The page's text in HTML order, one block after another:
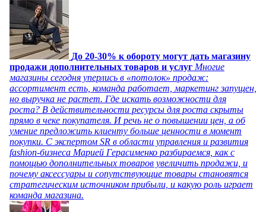
До 20-30% к обороту могут дать магазину
продажи дополнительных товаров и услуг Многие
магазины сегодня уперлись в «потолок» продаж:
ассортимент есть, команда работает, маркетинг запущен,
но выручка не растет. Где искать возможности для
роста? В действительности ресурсы для роста скрыты
прямо в чеке покупателя. И речь не о повышении цен, а об
умение предложить клиенту больше ценности в момент
покупки. С экспертом SR в области управления и развития
fashion-бизнеса Марией Герасименко разбираемся, как с
помощью дополнительных товаров увеличить продажи, и
почему аксессуары и сопутствующие товары становятся
стратегическим источником прибыли, и какую роль играет
команда магазина.